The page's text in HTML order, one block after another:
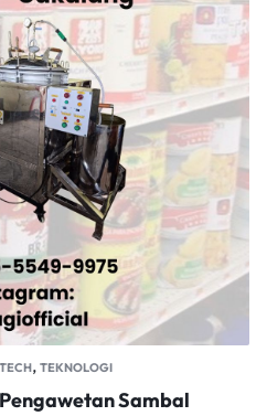
, TEKNOLOGI
Sambal